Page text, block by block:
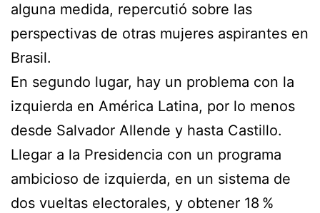
alguna medida, repercutió sobre las
perspectivas de otras mujeres aspirantes en
Brasil.
En segundo lugar, hay un problema con la
izquierda en América Latina, por lo menos
desde Salvador Allende y hasta Castillo.
Llegar a la Presidencia con un programa
ambicioso de izquierda, en un sistema de
dos vueltas electorales, y obtener 18 %